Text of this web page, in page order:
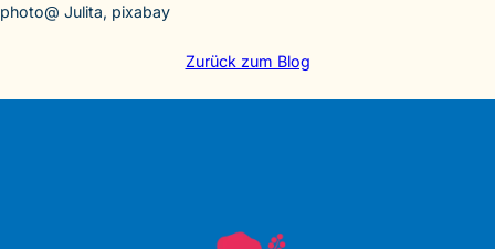
photo@ Julita, pixabay
Zurück zum Blog